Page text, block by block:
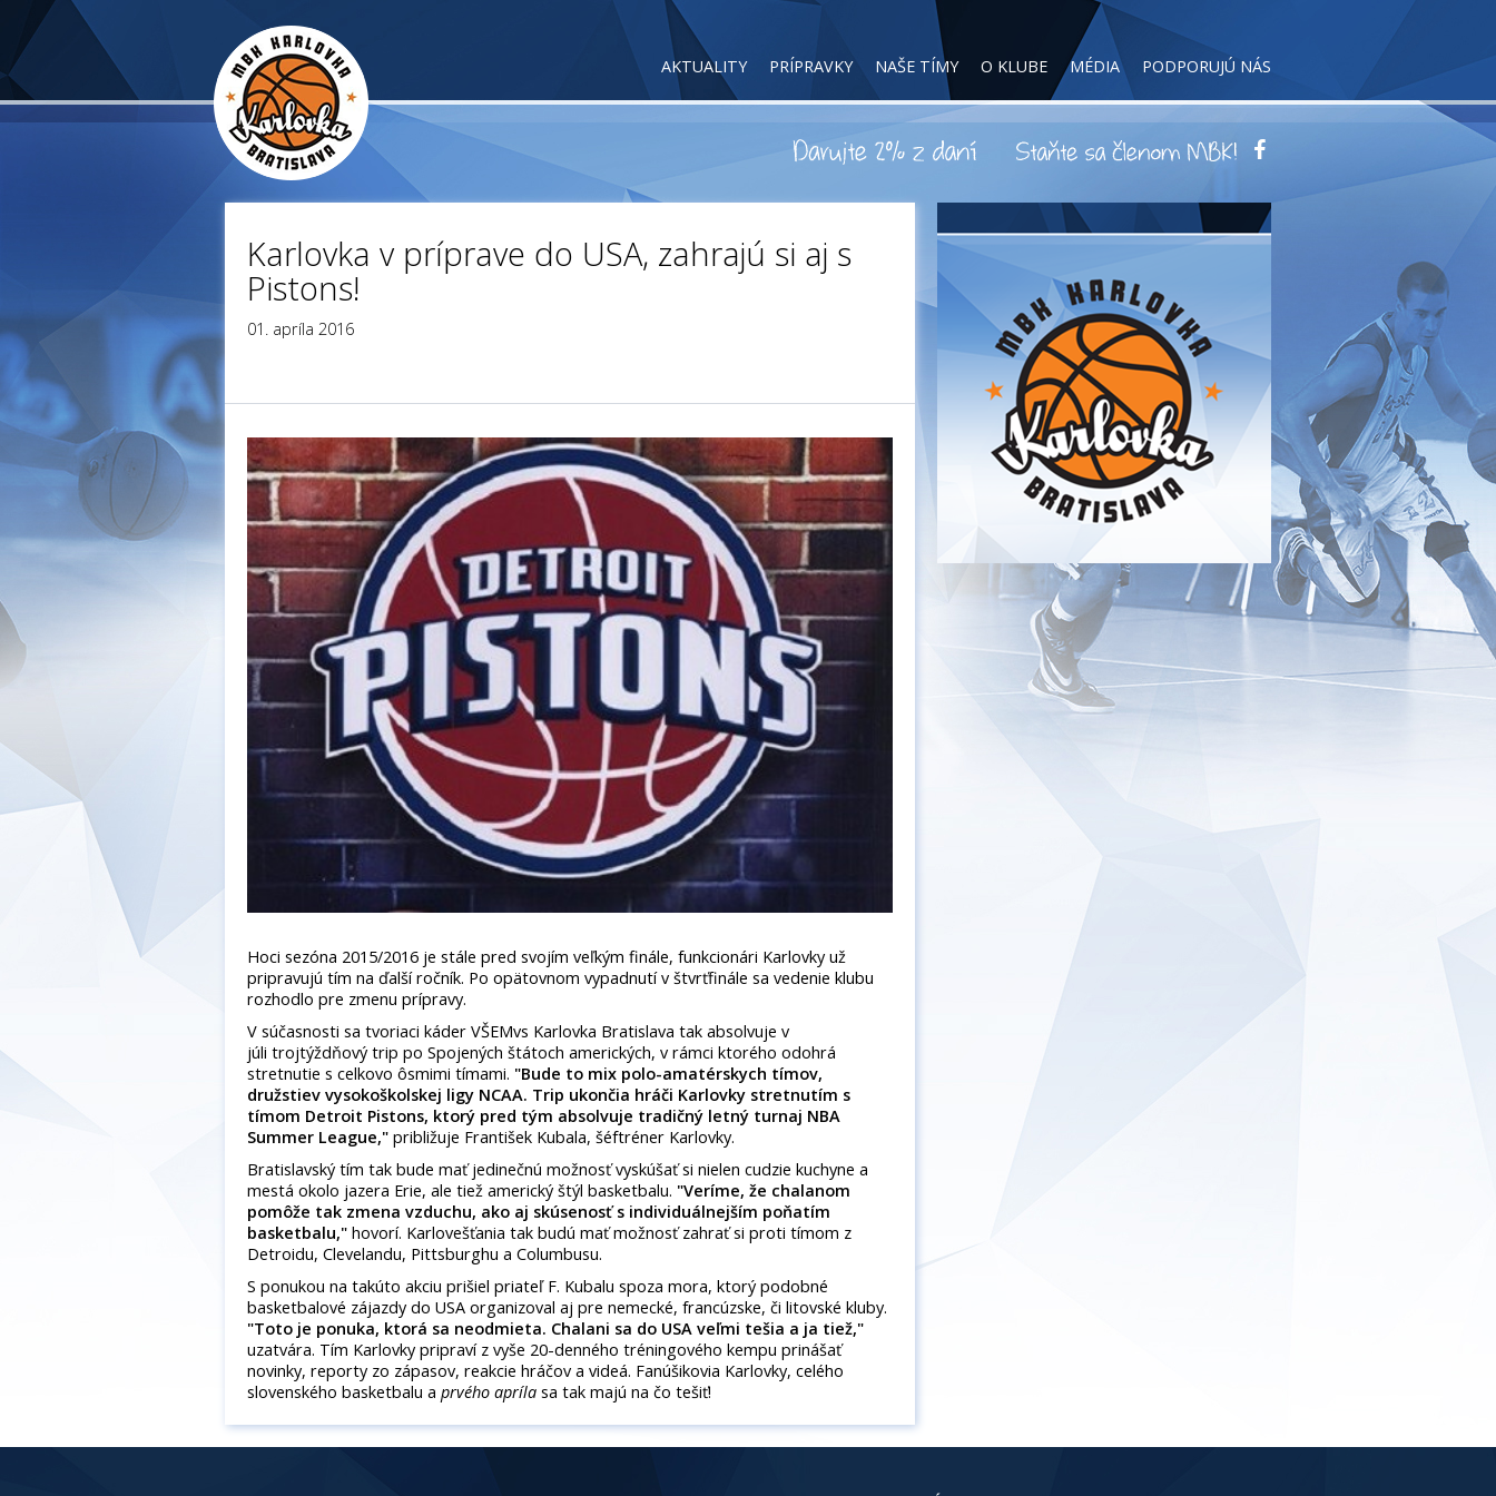
AKTUALITY PRÍPRAVKY NAŠE TÍMY O KLUBE MÉDIA PODPORUJÚ NÁS
Karlovka v príprave do USA, zahrajú si aj s
Pistons!
01. apríla 2016
Hoci sezóna 2015/2016 je stále pred svojím veľkým finále, funkcionári Karlovky už
pripravujú tím na ďalší ročník. Po opätovnom vypadnutí v štvrťfinále sa vedenie klubu
rozhodlo pre zmenu prípravy.
V súčasnosti sa tvoriaci káder VŠEMvs Karlovka Bratislava tak absolvuje v
júli trojtýždňový trip po Spojených štátoch amerických, v rámci ktorého odohrá
stretnutie s celkovo ôsmimi tímami. "Bude to mix polo-amatérskych tímov,
družstiev vysokoškolskej ligy NCAA. Trip ukončia hráči Karlovky stretnutím s
tímom Detroit Pistons, ktorý pred tým absolvuje tradičný letný turnaj NBA
Summer League," približuje František Kubala, šéftréner Karlovky.
Bratislavský tím tak bude mať jedinečnú možnosť vyskúšať si nielen cudzie kuchyne a
mestá okolo jazera Erie, ale tiež americký štýl basketbalu. "Veríme, že chalanom
pomôže tak zmena vzduchu, ako aj skúsenosť s individuálnejším poňatím
basketbalu," hovorí. Karlovešťania tak budú mať možnosť zahrať si proti tímom z
Detroidu, Clevelandu, Pittsburghu a Columbusu.
S ponukou na takúto akciu prišiel priateľ F. Kubalu spoza mora, ktorý podobné
basketbalové zájazdy do USA organizoval aj pre nemecké, francúzske, či litovské kluby.
"Toto je ponuka, ktorá sa neodmieta. Chalani sa do USA veľmi tešia a ja tiež,"
uzatvára. Tím Karlovky pripraví z vyše 20-denného tréningového kempu prinášať
novinky, reporty zo zápasov, reakcie hráčov a videá. Fanúšikovia Karlovky, celého
slovenského basketbalu a prvého apríla sa tak majú na čo tešiť!